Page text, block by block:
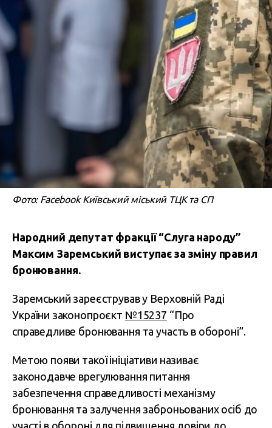
Фото: Facebook Київський міський ТЦК та СП
Народний депутат фракції “Слуга народу”
Максим Заремський виступає за зміну правил
бронювання.
Заремський зареєстрував у Верховній Раді
України законопроєкт №15237 “Про
справедливе бронювання та участь в обороні”.
Метою появи такої ініціативи називає
законодавче врегулювання питання
забезпечення справедливості механізму
бронювання та залучення заброньованих осіб до
участі в обороні для підвищення довіри до